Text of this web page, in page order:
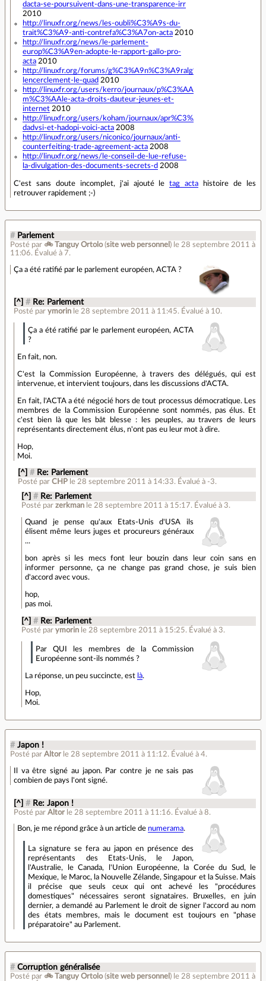
dacta-se-poursuivent-dans-une-transparence-irr
2010
http://linuxfr.org/news/les-oubli%C3%A9s-du-
trait%C3%A9-anti-contrefa%C3%A7on-acta 2010
http://linuxfr.org/news/le-parlement-
europ%C3%A9en-adopte-le-rapport-gallo-pro-
acta 2010
http://linuxfr.org/forums/
lencerclement-le-quad 2010
http://linuxfr.org/users/kerro/journaux/p%C3%AAle-
m%C3%AAle-acta-droits-dauteur-jeunes-et-
internet 2010
http://linuxfr.org/users/koham/journaux/apr%C3%A8s-
dadvsi-et-hadopi-voici-acta 2008
http://linuxfr.org/users/niconico/journaux/anti-
counterfeiting-trade-agreement-acta 2008
http://linuxfr.org/news/le-conseil-de-lue-refuse-
la-divulgation-des-documents-secrets-d 2008
C'est sans doute incomplet, j'ai ajouté letag acta histoire de les
retrouver rapidement ;-)
# Parlement
Posté par 🚲 Tanguy Ortolo(site web personnel ) le 28 septembre 2011 à
11:06. Évalué à 7.
Ça a été ratifié par le parlement européen, ACTA ?
[^] # Re: Parlement
Posté parymorin le 28 septembre 2011 à 11:45. Évalué à 10.
Ça a été ratifié par le parlement européen, ACTA
?
En fait, non.
C'est la Commission Européenne, à travers des délégués, qui est
intervenue, et intervient toujours, dans les discussions d'ACTA.
En fait, l'ACTA a été négocié hors de tout processus démocratique. Les
membres de la Commission Européenne sont nommés, pas élus. Et
c'est bien là que les bât blesse : les peuples, au travers de leurs
représentants directement élus, n'ont pas eu leur mot à dire.
Hop,
Moi.
[^] # Re: Parlement
Posté par CHP le 28 septembre 2011 à 14:33.Évalué à -3.
[^] # Re: Parlement
Posté parzerkman le 28 septembre 2011 à 15:17. Évalué à 3.
Quand je pense qu'aux Etats-Unis d'USA ils
élisent même leurs juges et procureurs généraux
...
bon après si les mecs font leur bouzin dans leur coin sans en
informer personne, ça ne change pas grand chose, je suis bien
d'accord avec vous.
hop,
pas moi.
[^] # Re: Parlement
Posté parymorin le 28 septembre 2011 à 15:25. Évalué à 3.
Par QUI les membres de la Commission
Européenne sont-ils nommés ?
La réponse, un peu succincte, est là.
Hop,
Moi.
# Japon !
Posté par Altor le 28 septembre 2011 à 11:12. Évalué à 4.
Il va être signé au japon. Par contre je ne sais pas
combien de pays l'ont signé.
[^] # Re: Japon !
Posté parAltor le 28 septembre 2011 à 11:16. Évalué à8.
Bon, je me répond grâce à un article de numerama.
La signature se fera au japon en présence des
représentants des Etats-Unis, le Japon,
l'Australie, le Canada, l'Union Européenne, la Corée du Sud, le
Mexique, le Maroc, la Nouvelle Zélande, Singapour et la Suisse. Mais
il précise que seuls ceux qui ont achevé les "procédures
domestiques" nécessaires seront signataires. Bruxelles, en juin
dernier, a demandé au Parlement le droit de signer l'accord au nom
des états membres, mais le document est toujours en "phase
préparatoire" au Parlement.
# Corruption généralisée
Posté par 🚲 Tanguy Ortolo(site web personnel ) le 28 septembre 2011 à